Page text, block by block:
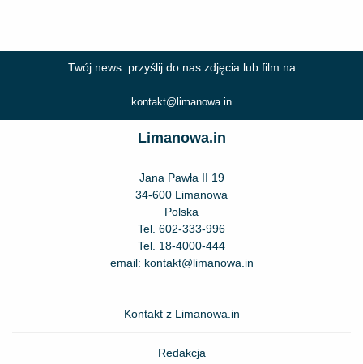
Twój news: przyślij do nas zdjęcia lub film na
kontakt@limanowa.in
Limanowa.in
Jana Pawła II 19
34-600 Limanowa
Polska
Tel. 602-333-996
Tel. 18-4000-444
email: kontakt@limanowa.in
Kontakt z Limanowa.in
Redakcja